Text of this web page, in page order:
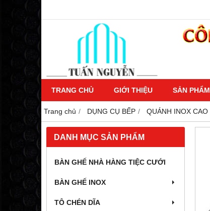
TRANG CHỦ GIỚI THIỆU SẢN PHẨM
Trang chủ DỤNG CỤ BẾP QUÁNH INOX
DANH MỤC SẢN PHẨM
BÀN GHẾ NHÀ HÀNG TIỆC CƯỚI
BÀN GHẾ INOX
TÔ CHÉN DĨA